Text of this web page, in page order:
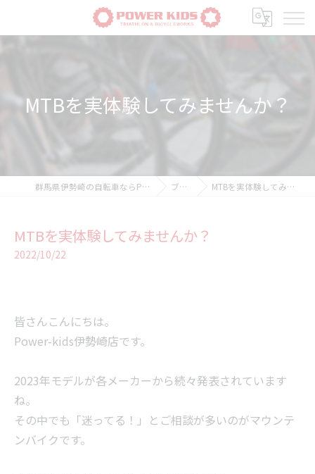
MTBを実体験してみませんか？
群馬県伊勢崎の自転車ならPOWER-KIDS ブログ MTBを実体験してみませんか？
MTBを実体験してみませんか？
2022/10/22
皆さんこんにちは。
Power-kids伊勢崎店です。
2023年モデルが各メーカーから続々発表されています
ね。
その中でも「迷ってる！」とご相談が多いのがマウンテ
ンバイクです。